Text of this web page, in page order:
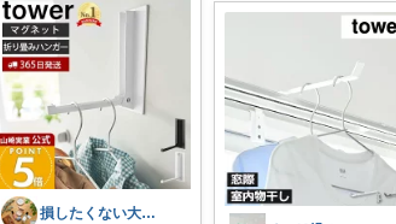
損したくない大人の女性へ。1万人が保存✨